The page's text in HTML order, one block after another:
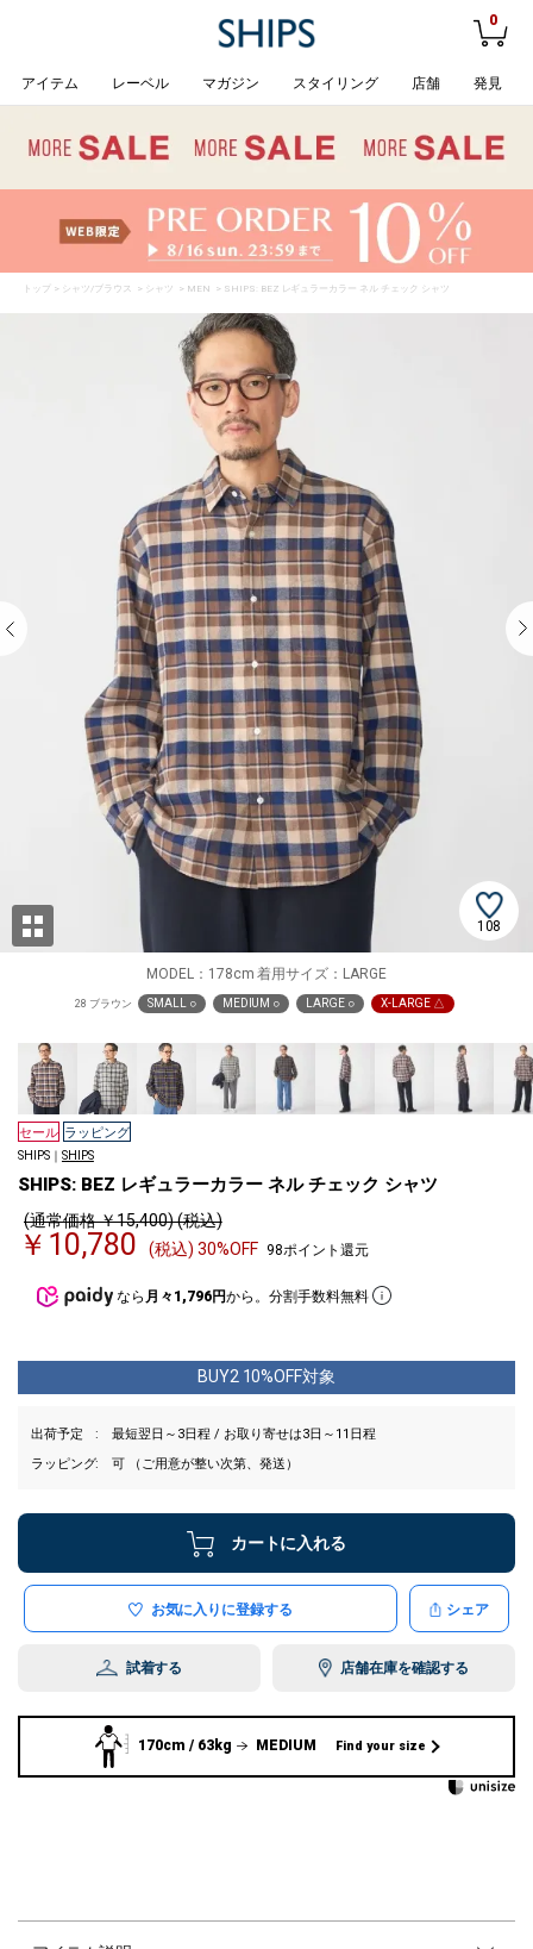
0
アイテム レーベル マガジン スタイリング 店舗 発見
トップ > シャツ/ブラウス > シャツ > MEN > SHIPS: BEZ レギュラーカラー ネル チェック シャツ
108
MODEL：178cm 着用サイズ：LARGE
28 ブラウン SMALL ○ MEDIUM ○ LARGE ○ X-LARGE △
セール ラッピング
SHIPS｜ SHIPS
SHIPS: BEZ レギュラーカラー ネル チェック シャツ
(通常価格 ￥15,400) (税込)
￥10,780 (税込) 30%OFF 98ポイント還元
なら 月々1,796円から。分割手数料無料
BUY2 10%OFF対象
出荷予定
最短翌日～3日程 / お取り寄せは3日～11日程
ラッピング
可 （ご用意が整い次第、発送）
カートに入れる
お気に入りに登録する シェア
試着する 店舗在庫を確認する
170cm / 63kg MEDIUM Find your size